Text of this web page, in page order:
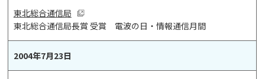
東北総合通信局
東北総合通信局長賞 受賞 電波の日・情報通信月間
2004年7月23日